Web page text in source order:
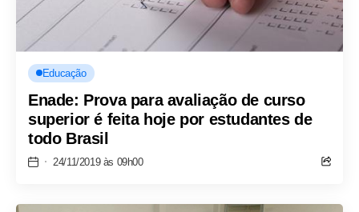
Educação
Enade: Prova para avaliação de curso
superior é feita hoje por estudantes de
todo Brasil
24/11/2019 às 09h00